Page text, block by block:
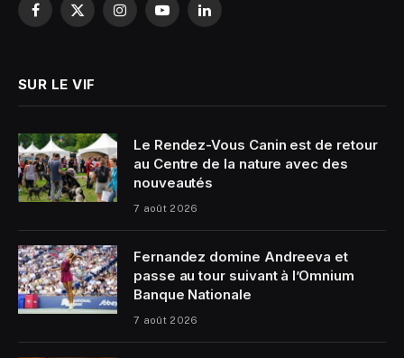
Facebook
X
InstagramYouTubeLinkedIn
SUR LE VIF
Le Rendez-Vous Canin est de retour
au Centre de la nature avec des
nouveautés
7 août 2026
Fernandez domine Andreeva et
passe au tour suivant à l’Omnium
Banque Nationale
7 août 2026